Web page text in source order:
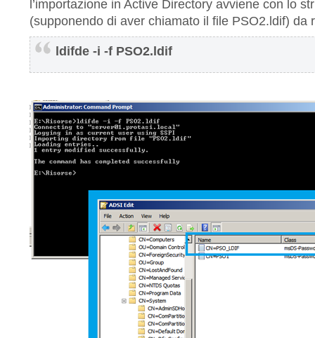
l’importazione in Active Directory avviene con lo
(supponendo di aver chiamato il file PSO2.ldif) da
ldifde -i -f PSO2.ldif